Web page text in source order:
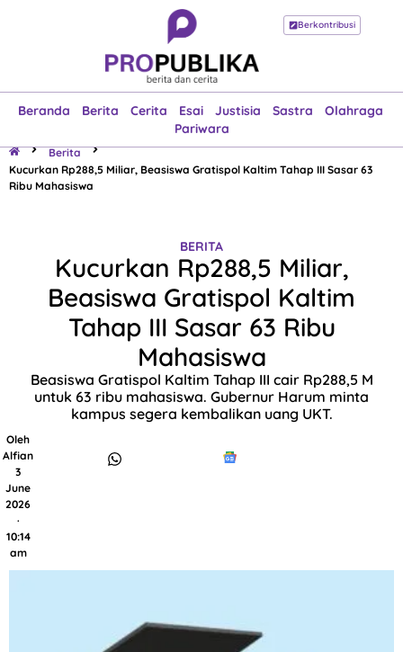
Berkontribusi
Beranda Berita Cerita Esai Justisia Sastra
Olahraga
Pariwara
Beranda
Esai
Justisia
Sastra
Olahraga
Pariwara
Berita
Kucurkan Rp288,5 Miliar, Beasiswa Gratispol Kaltim Tahap III Sasar 63
Ribu Mahasiswa
BERITA
Kucurkan Rp288,5 Miliar,
Beasiswa Gratispol Kaltim
Tahap III Sasar 63 Ribu
Mahasiswa
Beasiswa Gratispol Kaltim Tahap III cair Rp288,5 M
untuk 63 ribu mahasiswa. Gubernur Harum minta
kampus segera kembalikan uang UKT.
Oleh
Alfian
3
June
2026
·
10:14
am